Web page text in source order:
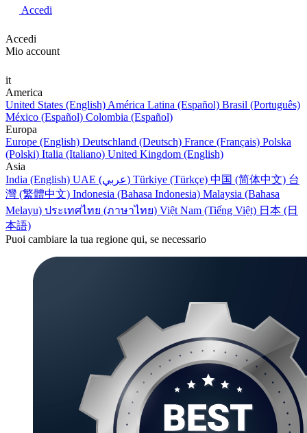
Accedi
Accedi
Mio account
it
America
United States (English) América Latina (Español) Brasil (Português)
México (Español) Colombia (Español)
Europa
Europe (English) Deutschland (Deutsch) France (Français) Polska
(Polski) Italia (Italiano) United Kingdom (English)
Asia
India (English)
UAE (عربي) Türkiye (Türkçe) 中国 (简体中文) 台
灣 (繁體中文) Indonesia (Bahasa Indonesia) Malaysia (Bahasa
Melayu) ประเทศไทย (ภาษาไทย) Việt Nam (Tiếng Việt) 日本 (日
本語)
Puoi cambiare la tua regione qui, se necessario